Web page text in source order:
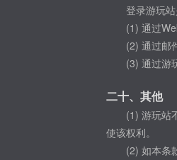
登录游玩
(1) 通过
(2) 通过邮
(3) 通过游
二十、其他
(1) 游玩站
使该权利。
(2) 如本条